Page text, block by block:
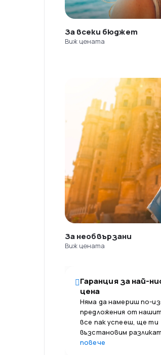
За всеки бюджет
Виж цената
За необвързани
Виж цената
Гаранция за най-
цена
Няма да намериш по-
предложения от
все пак успееш, ще ти
възстановим
повече